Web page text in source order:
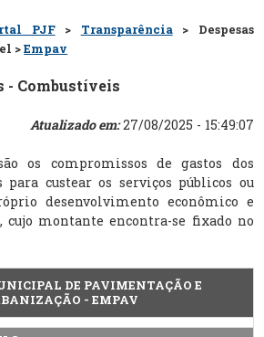
PJF> Transparência> Despesas
>Empav
- Combustíveis
Atualizado em:27/08/2025 - 15:49:07
os compromissos de gastos dos
para custear os serviços públicos ou
desenvolvimento econômico e
montante encontra-se fixado no
DE PAVIMENTAÇÃO E
- EMPAV